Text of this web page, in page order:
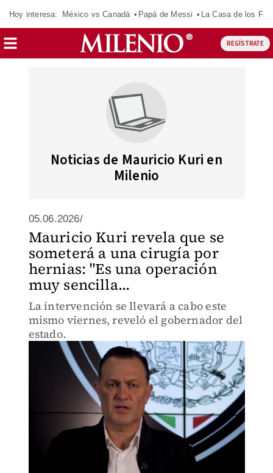
Hoy interesa: México vs Canadá Papá de Messi La Casa de los
REGÍSTRATE
Noticias de Mauricio Kuri en
Milenio
05.06.2026/
Mauricio Kuri revela que se
someterá a una cirugía por
hernias: "Es una operación
muy sencilla...
La intervención se llevará a cabo este
mismo viernes, reveló el gobernador del
estado.